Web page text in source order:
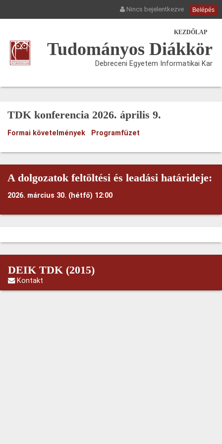
Nincs bejelentkezve Belépés
KEZDŐLAP
Tudományos Diákkör
Debreceni Egyetem Informatikai Kar
TDK konferencia 2026. április 9.
Formai követelmények Programfüzet
A dolgozatok feltöltési és leadási határideje:
2026. március 30. (hétfő) 12:00
DEIK TDK (2015)
Kontakt